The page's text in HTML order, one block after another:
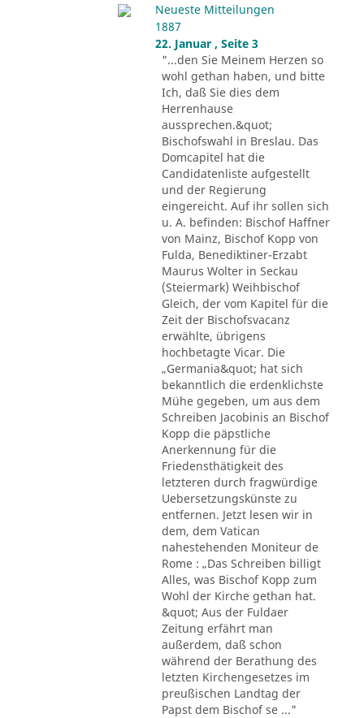
Neueste Mitteilungen
1887
22. Januar , Seite 3
"...den Sie Meinem Herzen so
wohl gethan haben, und bitte
Ich, daß Sie dies dem
Herrenhause
aussprechen.&quot;
Bischofswahl in Breslau. Das
Domcapitel hat die
Candidatenliste aufgestellt
und der Regierung
eingereicht. Auf ihr sollen sich
u. A. befinden: Bischof Haffner
von Mainz, Bischof Kopp von
Fulda, Benediktiner-Erzabt
Maurus Wolter in Seckau
(Steiermark) Weihbischof
Gleich, der vom Kapitel für die
Zeit der Bischofsvacanz
erwählte, übrigens
hochbetagte Vicar. Die
„Germania&quot; hat sich
bekanntlich die erdenklichste
Mühe gegeben, um aus dem
Schreiben Jacobinis an Bischof
Kopp die päpstliche
Anerkennung für die
Friedensthätigkeit des
letzteren durch fragwürdige
Uebersetzungskünste zu
entfernen. Jetzt lesen wir in
dem, dem Vatican
nahestehenden Moniteur de
Rome : „Das Schreiben billigt
Alles, was Bischof Kopp zum
Wohl der Kirche gethan hat.
&quot; Aus der Fuldaer
Zeitung erfährt man
außerdem, daß schon
während der Berathung des
letzten Kirchengesetzes im
preußischen Landtag der
Papst dem Bischof se ..."